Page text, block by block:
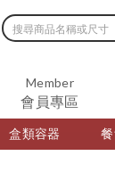
盒類容器
Member
會員專區